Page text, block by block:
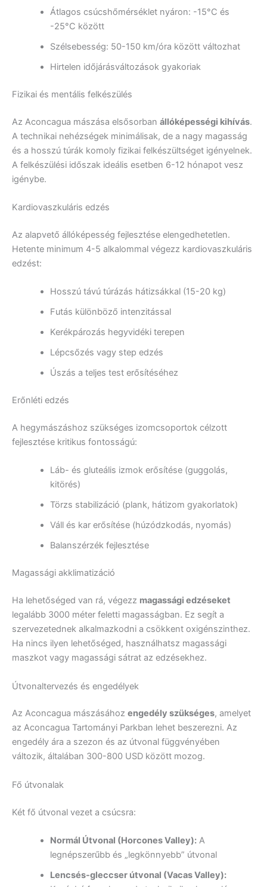
Átlagos csúcshőmérséklet nyáron: -15°C és
-25°C között
Szélsebesség: 50-150 km/óra között változhat
Hirtelen időjárásváltozások gyakoriak
Fizikai és mentális felkészülés
Az Aconcagua mászása elsősorban állóképességi kihívás.
A technikai nehézségek minimálisak, de a nagy magasság
és a hosszú túrák komoly fizikai felkészültséget igényelnek.
A felkészülési időszak ideális esetben 6-12 hónapot vesz
igénybe.
Kardiovaszkuláris edzés
Az alapvető állóképesség fejlesztése elengedhetetlen.
Hetente minimum 4-5 alkalommal végezz kardiovaszkuláris
edzést:
Hosszú távú túrázás hátizsákkal (15-20 kg)
Futás különböző intenzitással
Kerékpározás hegyvidéki terepen
Lépcsőzés vagy step edzés
Úszás a teljes test erősítéséhez
Erőnléti edzés
A hegymászáshoz szükséges izomcsoportok célzott
fejlesztése kritikus fontosságú:
Láb- és gluteális izmok erősítése (guggolás,
kitörés)
Törzs stabilizáció (plank, hátizom gyakorlatok)
Váll és kar erősítése (húzódzkodás, nyomás)
Balanszérzék fejlesztése
Magassági akklimatizáció
Ha lehetőséged van rá, végezz magassági edzéseket
legalább 3000 méter feletti magasságban. Ez segít a
szervezetednek alkalmazkodni a csökkent oxigénszinthez.
Ha nincs ilyen lehetőséged, használhatsz magassági
maszkot vagy magassági sátrat az edzésekhez.
Útvonaltervezés és engedélyek
Az Aconcagua mászásához engedély szükséges, amelyet
az Aconcagua Tartományi Parkban lehet beszerezni. Az
engedély ára a szezon és az útvonal függvényében
változik, általában 300-800 USD között mozog.
Fő útvonalak
Két fő útvonal vezet a csúcsra:
Normál Útvonal (Horcones Valley):A
legnépszerűbb és „legkönnyebb” útvonal
Lencsés-gleccser útvonal (Vacas Valley):